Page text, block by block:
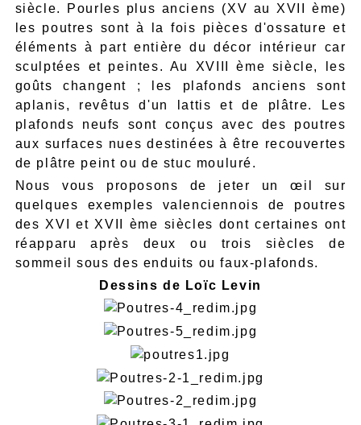
siècle. Pourles plus anciens (XV au XVII ème)
les poutres sont à la fois pièces d'ossature et
éléments à part entière du décor intérieur car
sculptées et peintes. Au XVIII ème siècle, les
goûts changent ; les plafonds anciens sont
aplanis, revêtus d'un lattis et de plâtre. Les
plafonds neufs sont conçus avec des poutres
aux surfaces nues destinées à être recouvertes
de plâtre peint ou de stuc mouluré.
Nous vous proposons de jeter un œil sur
quelques exemples valenciennois de poutres
des XVI et XVII ème siècles dont certaines ont
réapparu après deux ou trois siècles de
sommeil sous des enduits ou faux-plafonds.
Dessins de Loïc Levin